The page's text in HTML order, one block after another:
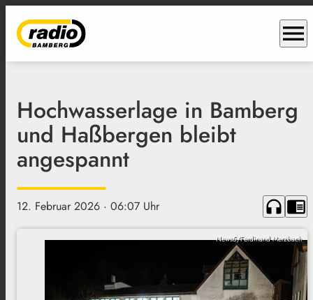
menu
Hochwasserlage in Bamberg
und Haßbergen bleibt
angespannt
12. Februar 2026 · 06:07 Uhr headphones chrome_reader_mode
News5/Ferdinand Merzbach